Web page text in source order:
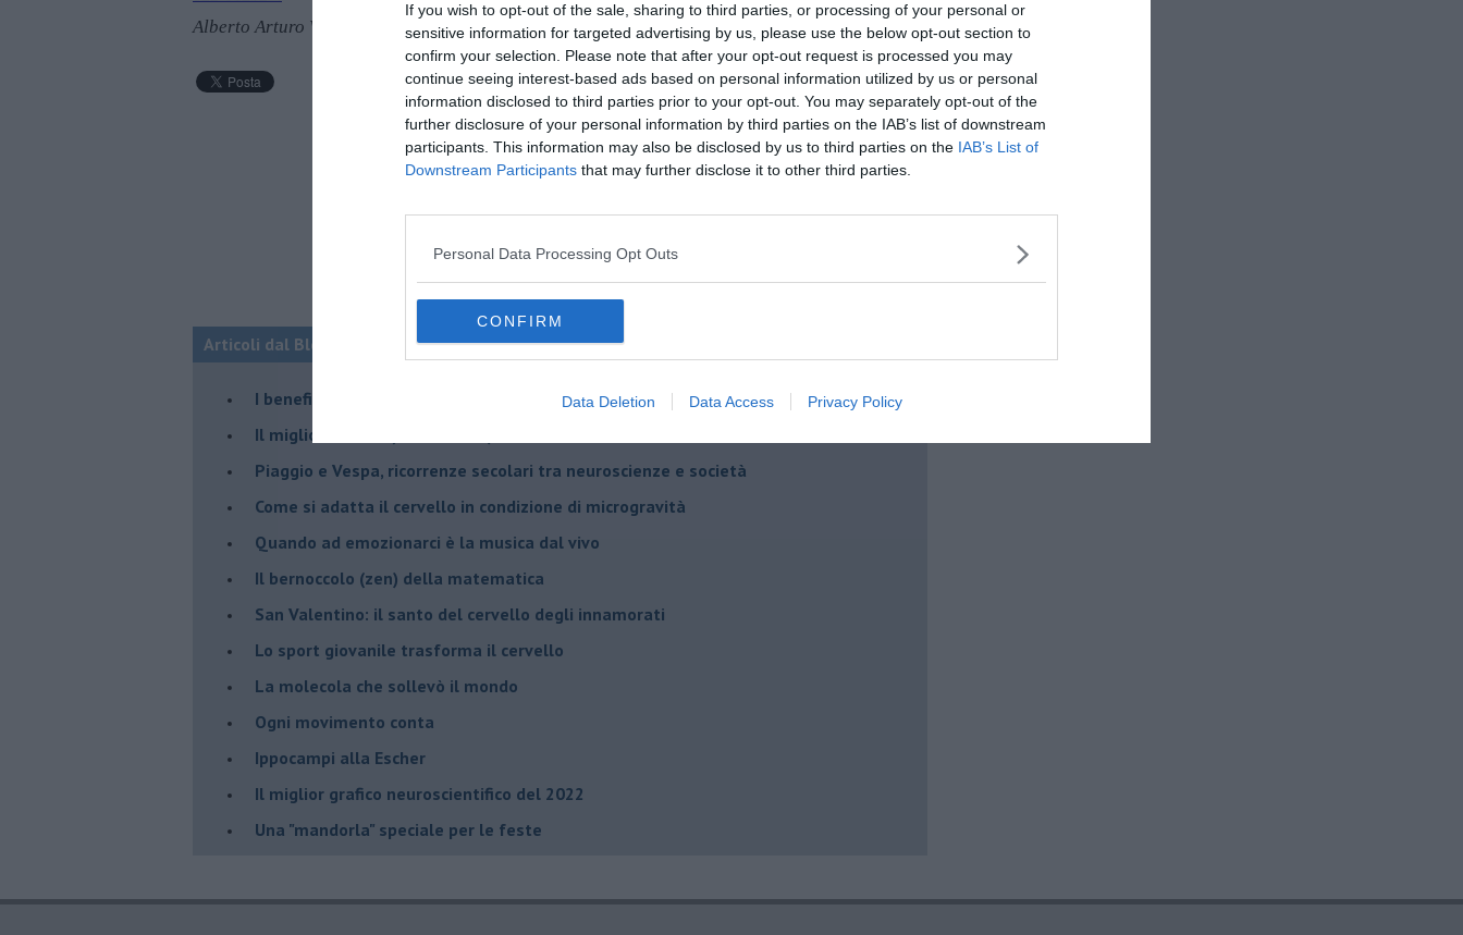
If you wish to opt-out of the sale, sharing to third parties, or processing of your personal or
sensitive information for targeted advertising by us, please use the below opt-out section to
confirm your selection. Please note that after your opt-out request is processed you may
continue seeing interest-based ads based on personal information utilized by us or personal
information disclosed to third parties prior to your opt-out. You may separately opt-out of the
further disclosure of your personal information by third parties on the IAB’s list of downstream
participants. This information may also be disclosed by us to third parties on the IAB’s List of
Downstream Participants that may further disclose it to other third parties.
Personal Data Processing Opt Outs
CONFIRM
Data Deletion Data Access Privacy Policy
Alberto Arturo Vergani
Articoli dal Blog “NEURONEWS” di Alberto Arturo Vergani
​I benefici neurali del tango
​Il migliore amico (del cervello) dell’uomo
Piaggio e Vespa, ricorrenze secolari tra neuroscienze e società
​Come si adatta il cervello in condizione di microgravità
​Quando ad emozionarci è la musica dal vivo
Il bernoccolo (zen) della matematica
San Valentino: il santo del cervello degli innamorati
​Lo sport giovanile trasforma il cervello
​La molecola che sollevò il mondo
Ogni movimento conta
Ippocampi alla Escher
Il miglior grafico neuroscientifico del 2022
​Una "mandorla" speciale per le feste